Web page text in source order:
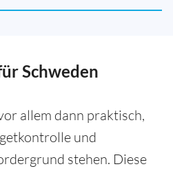
Schweden
allem dann praktisch,
und
stehen. Diese